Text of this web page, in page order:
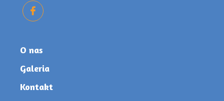
O nas
Galeria
Kontakt